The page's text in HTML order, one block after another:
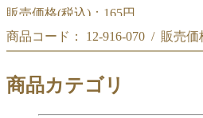
販売価格(税込)： 165円
撹拌棒 6φ×200mm アロマ用
商品コード： 12-916-070 / 販売価
商品カテゴリ